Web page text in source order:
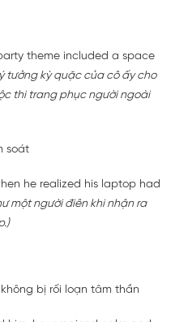
theme included a space
tưởng kỳ quặc của cô ấy cho
thi trang phục người ngoài
soát
he realized his laptop had
một người điên khi nhận ra
bị rối loạn tâm thần